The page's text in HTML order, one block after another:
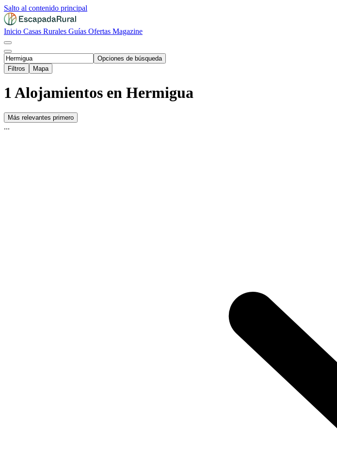
Salto al contenido principal
Inicio Casas Rurales Guías Ofertas Magazine
Opciones de búsqueda
Filtros
Mapa
1 Alojamientos en Hermigua
Más relevantes primero
...